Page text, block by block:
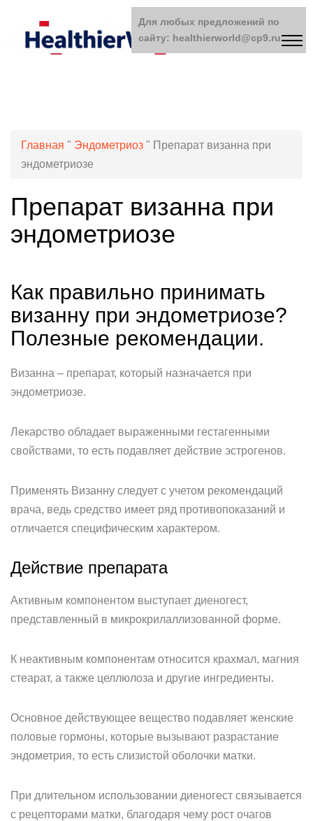
Главная " Эндометриоз " Препарат визанна при
эндометриозе
Препарат визанна при
эндометриозе
Как правильно принимать
визанну при эндометриозе?
Полезные рекомендации.
Визанна – препарат, который назначается при
эндометриозе.
Лекарство обладает выраженными гестагенными
свойствами, то есть подавляет действие эстрогенов.
Применять Визанну следует с учетом рекомендаций
врача, ведь средство имеет ряд противопоказаний и
отличается специфическим характером.
Действие препарата
Активным компонентом выступает диеногест,
представленный в микрокрилаллизованной форме.
К неактивным компонентам относится крахмал, магния
стеарат, а также целлюлоза и другие ингредиенты.
Основное действующее вещество подавляет женские
половые гормоны, которые вызывают разрастание
эндометрия, то есть слизистой оболочки матки.
При длительном использовании диеногест связывается
с рецепторами матки, благодаря чему рост очагов
Для любых предложений по
сайту: healthierworld@cp9.ru